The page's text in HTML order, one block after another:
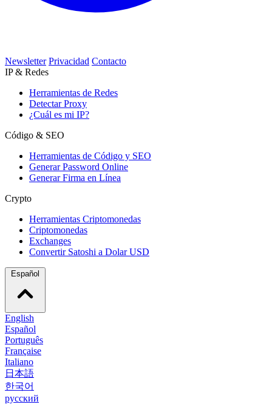
Newsletter Privacidad Contacto
IP & Redes
Herramientas de Redes
Detectar Proxy
¿Cuál es mi IP?
Código & SEO
Herramientas de Código y SEO
Generar Password Online
Generar Firma en Línea
Crypto
Herramientas Criptomonedas
Criptomonedas
Exchanges
Convertir Satoshi a Dolar USD
English
Español
Português
Française
Italiano
日本語
한국어
русский